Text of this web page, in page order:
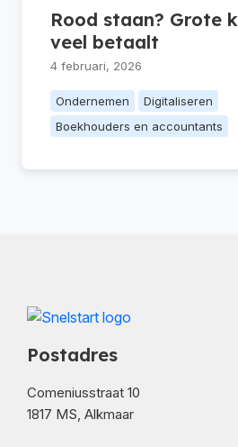
Rood staan? Grote
veel betaalt
4 februari, 2026
Ondernemen
Digitaliseren
Boekhouders en accountants
Postadres
Comeniusstraat 10
1817 MS, Alkmaar